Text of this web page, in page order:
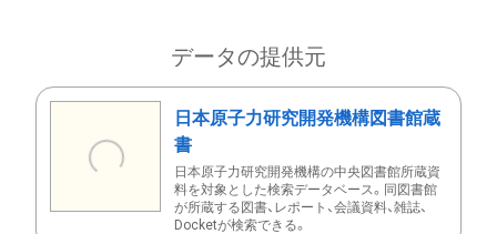
データの提供元
日本原子力研究開発機構図書館蔵
書
日本原子力研究開発機構の中央図書館所蔵資
料を対象とした検索データベース。同図書館
が所蔵する図書、レポート、会議資料、雑誌、
Docketが検索できる。